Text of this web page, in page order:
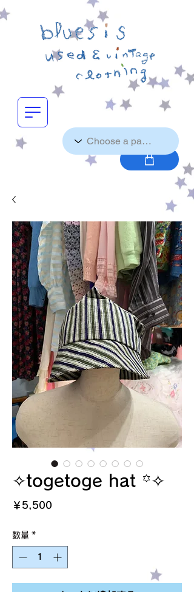
✧togetoge hat ꙳✧
￥5,500
数量 *